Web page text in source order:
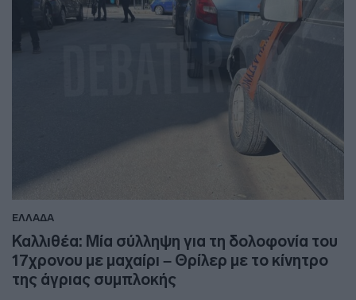
ΕΛΛΑΔΑ
Καλλιθέα: Μία σύλληψη για τη δολοφονία του
17χρονου με μαχαίρι – Θρίλερ με το κίνητρο
της άγριας συμπλοκής